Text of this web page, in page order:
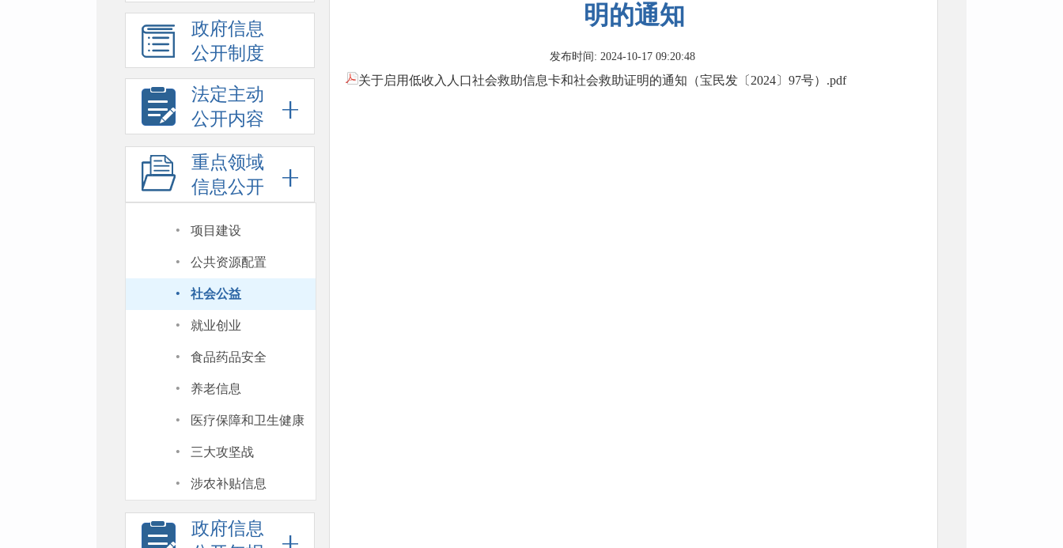
政府信息
公开制度
法定主动
公开内容
重点领域
信息公开
· 项目建设
· 公共资源配置
· 社会公益
· 就业创业
· 食品药品安全
· 养老信息
· 医疗保障和卫生健康
· 三大攻坚战
· 涉农补贴信息
政府信息
明的通知
发布时间: 2024-10-17 09:20:48
关于启用低收入人口社会救助信息卡和社会救助证明的通知（宝民发〔2024〕97号）.pdf